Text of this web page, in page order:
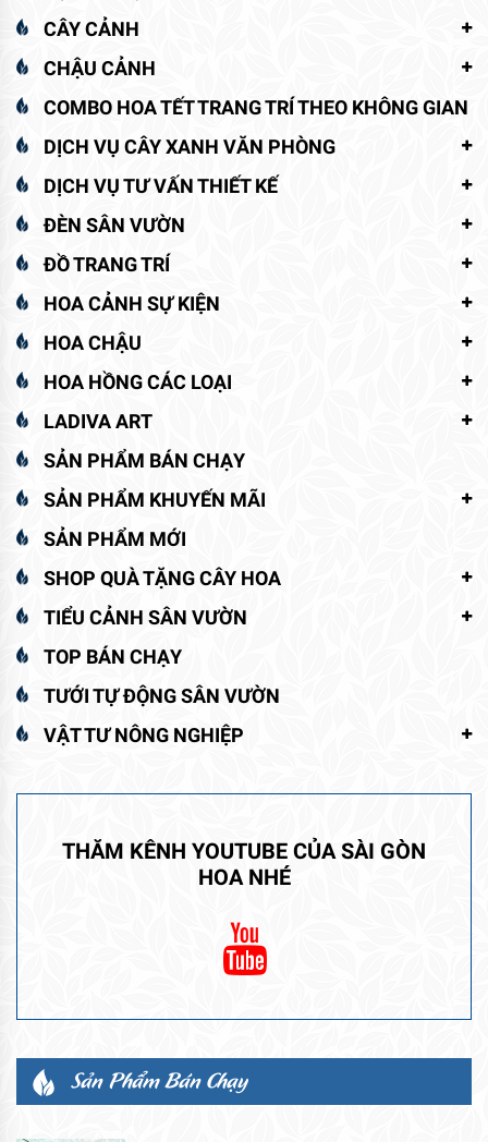
CÂY CẢNH
CHẬU CẢNH
COMBO HOA TẾT TRANG TRÍ THEO KHÔNG GIAN
DỊCH VỤ CÂY XANH VĂN PHÒNG
DỊCH VỤ TƯ VẤN THIẾT KẾ
ĐÈN SÂN VƯỜN
ĐỒ TRANG TRÍ
HOA CẢNH SỰ KIỆN
HOA CHẬU
HOA HỒNG CÁC LOẠI
LADIVA ART
SẢN PHẨM BÁN CHẠY
SẢN PHẨM KHUYẾN MÃI
SẢN PHẨM MỚI
SHOP QUÀ TẶNG CÂY HOA
TIỂU CẢNH SÂN VƯỜN
TOP BÁN CHẠY
TƯỚI TỰ ĐỘNG SÂN VƯỜN
VẬT TƯ NÔNG NGHIỆP
THĂM KÊNH YOUTUBE CỦA SÀI GÒN
HOA NHÉ
Sản Phẩm Bán Chạy